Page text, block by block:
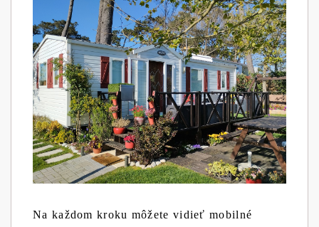
Na každom kroku môžete vidieť mobilné